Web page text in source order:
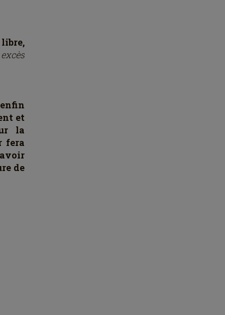
et
la
fera
de